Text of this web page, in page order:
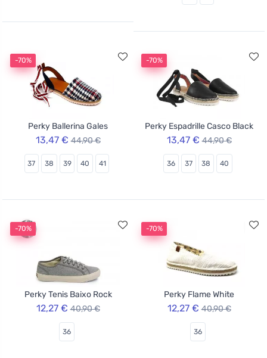
-70%
Perky Ballerina Gales
13,47 € 44,90 €
37 38 39 40 41
-70%
Perky Espadrille Casco Black
13,47 € 44,90 €
36 37 38 40
-70%
Perky Tenis Baixo Rock
12,27 € 40,90 €
36
-70%
Perky Flame White
12,27 € 40,90 €
36